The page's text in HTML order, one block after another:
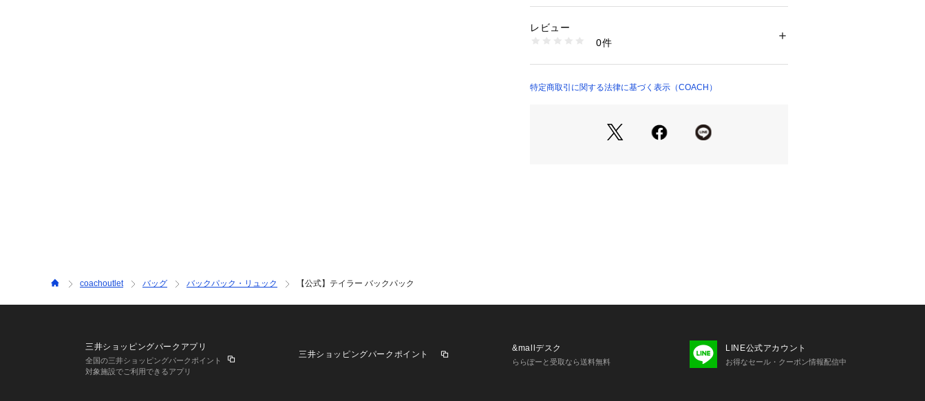
・ジップ開閉、ポリエステル裏地
・ハンドルから本体まで7.5cm
・縦42cm x 横30cm x マチ15cm
・表示価格はアウトレット価格
テムをお求めいただけます。
商品番号：
CDX93#SVBK （ショップ）
レビュー
0件
特定商取引に関する法律に基づく表示（COACH）
coachoutlet バッグ バックパック・リュック 【公式】テイラー バックパック
三井ショッピングパークアプリ
全国の三井ショッピングパークポイント
対象施設でご利用できるアプリ
三井ショッピングパークポイント
&mallデスク
ららぽーと受取なら送料無料
LINE公式アカウント
お得なセール・クーポン情報配信中